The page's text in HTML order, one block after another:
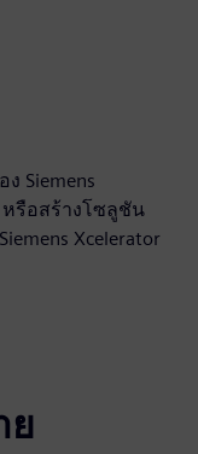
Siemens
รือสร้างโซลูชัน
Xcelerator